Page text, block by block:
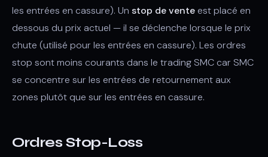
les entrées en cassure). Un stop de vente est placé en
dessous du prix actuel — il se déclenche lorsque le prix
chute (utilisé pour les entrées en cassure). Les ordres
stop sont moins courants dans le trading SMC car SMC
se concentre sur les entrées de retournement aux
zones plutôt que sur les entrées en cassure.
Ordres Stop-Loss